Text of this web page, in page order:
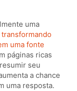
uma
transformando
uma fonte
páginas ricas
seu
a chance
uma resposta.